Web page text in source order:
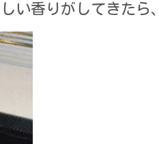
い香りがしてきたら、